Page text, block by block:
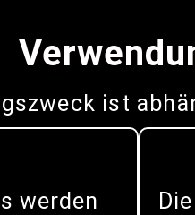
ist
werden